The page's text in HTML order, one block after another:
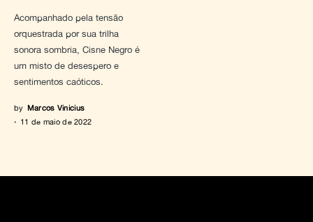
Acompanhado pela tensão
orquestrada por sua trilha
sonora sombria, Cisne Negro é
um misto de desespero e
sentimentos caóticos.
by Marcos Vinicius
11 de maio de 2022